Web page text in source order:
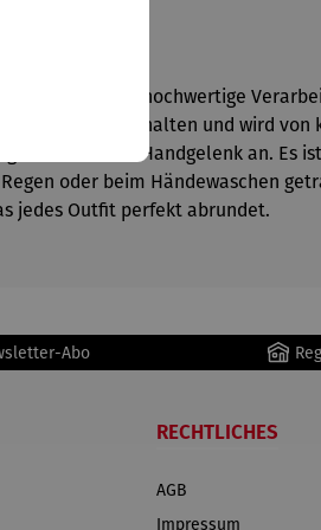
Design und hochwertige
Farbton gehalten und wird von
an das Handgelenk an. Es
oder beim Händewaschen
jedes Outfit perfekt abrundet.
Abo
RECHTLICHES
AGB
Impressum